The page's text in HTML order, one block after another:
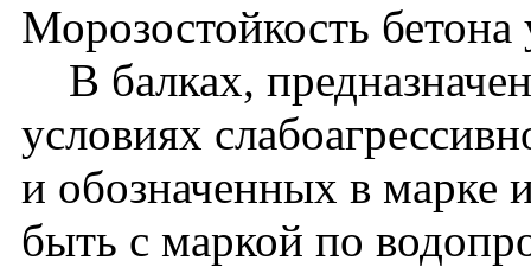
Морозостойкость бетона
В балках,
условиях
и обозначенных в марке
быть с маркой по